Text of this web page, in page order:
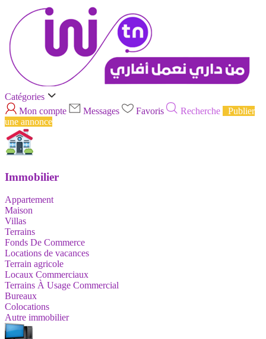
Catégories
Mon compte
Messages Favoris Recherche
Publier
une annonce
Immobilier
Appartement
Maison
Villas
Terrains
Fonds De Commerce
Locations de vacances
Terrain agricole
Locaux Commerciaux
Terrains À Usage Commercial
Bureaux
Colocations
Autre immobilier